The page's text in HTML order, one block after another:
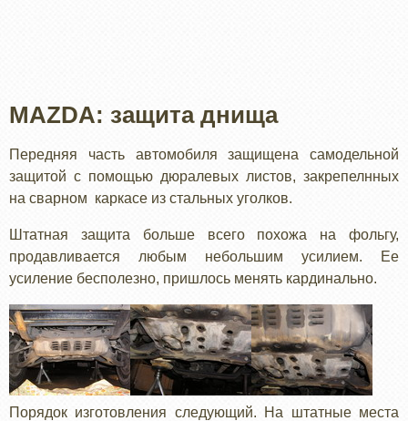
MAZDA: защита днища
Передняя часть автомобиля защищена самодельной
защитой с помощью дюралевых листов, закрепелнных
на сварном каркасе из стальных уголков.
Штатная защита больше всего похожа на фольгу,
продавливается любым небольшим усилием. Ее
усиление бесполезно, пришлось менять кардинально.
Порядок изготовления следующий. На штатные места